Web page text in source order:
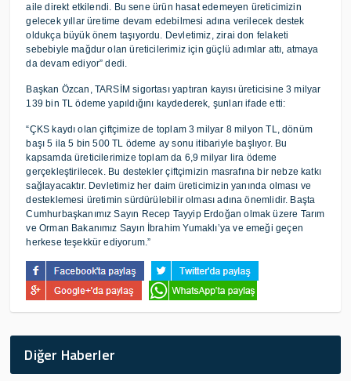
aile direkt etkilendi. Bu sene ürün hasat edemeyen üreticimizin
gelecek yıllar üretime devam edebilmesi adına verilecek destek
oldukça büyük önem taşıyordu. Devletimiz, zirai don felaketi
sebebiyle mağdur olan üreticilerimiz için güçlü adımlar attı, atmaya
da devam ediyor” dedi.
Başkan Özcan, TARSİM sigortası yaptıran kayısı üreticisine 3 milyar
139 bin TL ödeme yapıldığını kaydederek, şunları ifade etti:
“ÇKS kaydı olan çiftçimize de toplam 3 milyar 8 milyon TL, dönüm
başı 5 ila 5 bin 500 TL ödeme ay sonu itibariyle başlıyor. Bu
kapsamda üreticilerimize toplam da 6,9 milyar lira ödeme
gerçekleştirilecek. Bu destekler çiftçimizin masrafına bir nebze katkı
sağlayacaktır. Devletimiz her daim üreticimizin yanında olması ve
desteklemesi üretimin sürdürülebilir olması adına önemlidir. Başta
Cumhurbaşkanımız Sayın Recep Tayyip Erdoğan olmak üzere Tarım
ve Orman Bakanımız Sayın İbrahim Yumaklı’ya ve emeği geçen
herkese teşekkür ediyorum.”
Diğer Haberler